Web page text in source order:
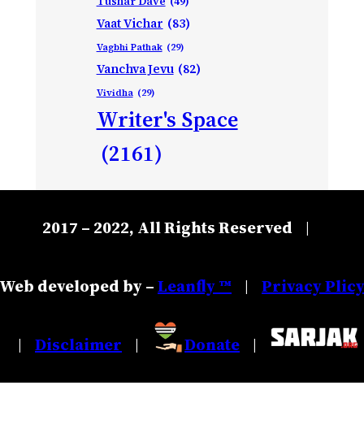
Vaat Vichar (83)
Vagbhi Pathak (29)
Vanchva Jevu (82)
Vividha (29)
Writer's Space
(2161)
2017 – 2022, All Rights Reserved |
Web developed by –Leanfly ™ | Privacy Plicy
| Disclaimer | Donate |